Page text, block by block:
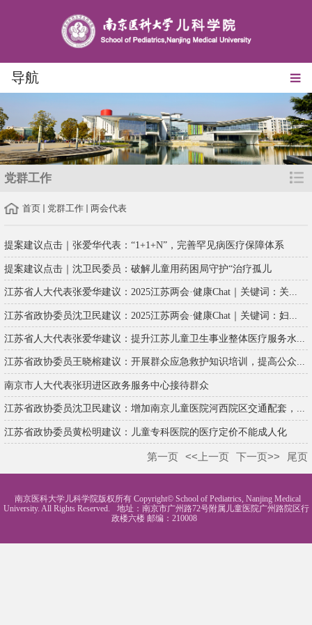
导航
党群工作
首页 党群工作 两会代表
提案建议点击｜张爱华代表：“1+1+N”，完善罕见病医疗保障体系
提案建议点击｜沈卫民委员：破解儿童用药困局守护“治疗孤儿
江苏省人大代表张爱华建议：2025江苏两会·健康Chat｜关键词：关...
江苏省政协委员沈卫民建议：2025江苏两会·健康Chat｜关键词：妇...
江苏省人大代表张爱华建议：提升江苏儿童卫生事业整体医疗服务水...
江苏省政协委员王晓榕建议：开展群众应急救护知识培训，提高公众...
南京市人大代表张玥进区政务服务中心接待群众
江苏省政协委员沈卫民建议：增加南京儿童医院河西院区交通配套，...
江苏省政协委员黄松明建议：儿童专科医院的医疗定价不能成人化
第一页 <<上一页 下一页>> 尾页
南京医科大学儿科学院版权所有 Copyright© School of Pediatrics, Nanjing Medical
University. All Rights Reserved.
地址：南京市广州路72号附属儿童医院广州路院区行
政楼六楼 邮编：210008